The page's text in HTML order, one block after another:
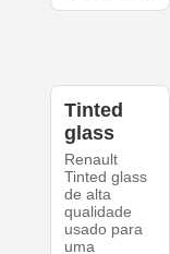
Tinted
glass
Renault
Tinted glass
de alta
qualidade
usado para
uma